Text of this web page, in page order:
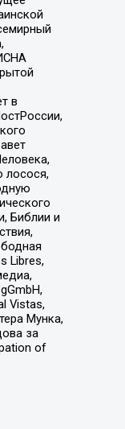
в
лосося,
Библии и
Libres,
Vistas,
Мунка,
за
of